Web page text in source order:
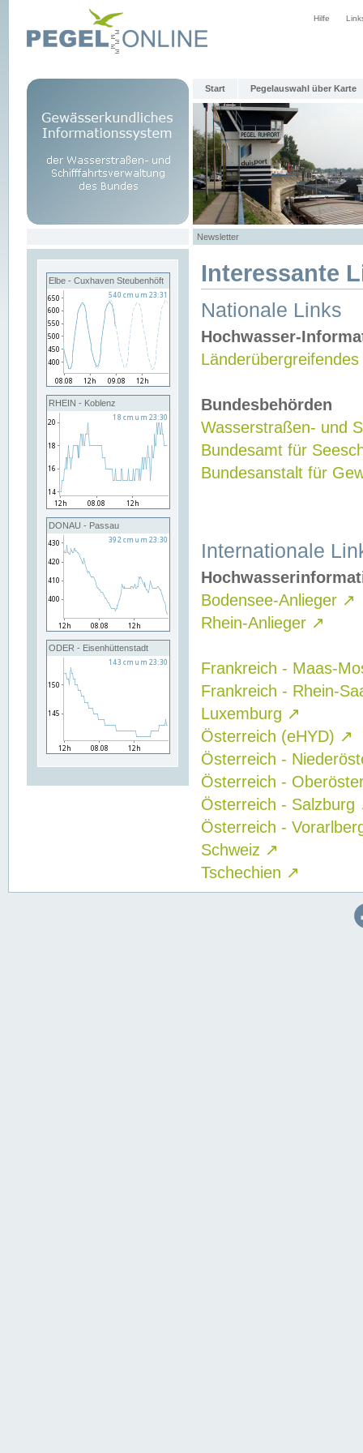
Hilfe
Start Pegelauswahl über Karte
Newsletter
Elbe - Cuxhaven Steubenhöft
RHEIN - Koblenz
DONAU - Passau
ODER - Eisenhüttenstadt
Interessante
Nationale Links
Hochwasser-
Bundesbehörden
Wasserstraßen- und
Bundesamt für
Bundesanstalt für
Internationale
Bodensee-Anlieger ↗
Rhein-Anlieger ↗
Frankreich - Maas-
Frankreich - Rhein-
Luxemburg ↗
Österreich (eHYD) ↗
Österreich -
Österreich -
Österreich - Salzburg
Österreich -
Schweiz ↗
Tschechien ↗